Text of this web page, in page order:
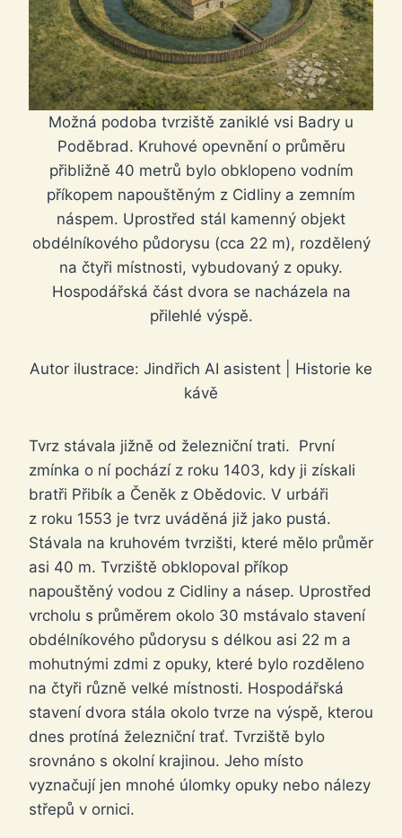
Možná podoba tvrziště zaniklé vsi Badry u
Poděbrad. Kruhové opevnění o průměru
přibližně 40 metrů bylo obklopeno vodním
příkopem napouštěným z Cidliny a zemním
náspem. Uprostřed stál kamenný objekt
obdélníkového půdorysu (cca 22 m), rozdělený
na čtyři místnosti, vybudovaný z opuky.
Hospodářská část dvora se nacházela na
přilehlé výspě.
Autor ilustrace: Jindřich AI asistent | Historie ke
kávě
Tvrz stávala jižně od železniční trati. První
zmínka o ní pochází z roku 1403, kdy ji získali
bratři Přibík a Čeněk z Obědovic. V urbáři
z roku 1553 je tvrz uváděná již jako pustá.
Stávala na kruhovém tvrzišti, které mělo průměr
asi 40 m. Tvrziště obklopoval příkop
napouštěný vodou z Cidliny a násep. Uprostřed
vrcholu s průměrem okolo 30 mstávalo stavení
obdélníkového půdorysu s délkou asi 22 m a
mohutnými zdmi z opuky, které bylo rozděleno
na čtyři různě velké místnosti. Hospodářská
stavení dvora stála okolo tvrze na výspě, kterou
dnes protíná železniční trať. Tvrziště bylo
srovnáno s okolní krajinou. Jeho místo
vyznačují jen mnohé úlomky opuky nebo nálezy
střepů v ornici.